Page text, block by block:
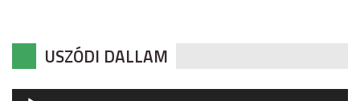
USZÓDI DALLAM